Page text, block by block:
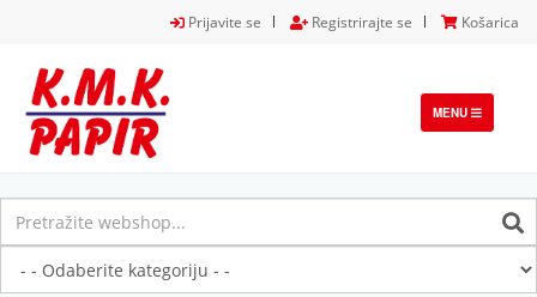
Prijavite se Registrirajte se Košarica
TOGGLE
NAVIGATION
MENU